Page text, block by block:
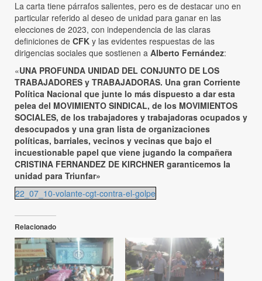
La carta tiene párrafos salientes, pero es de destacar uno en
particular referido al deseo de unidad para ganar en las
elecciones de 2023, con independencia de las claras
definiciones de CFK y las evidentes respuestas de las
dirigencias sociales que sostienen a Alberto Fernández:
«UNA PROFUNDA UNIDAD DEL CONJUNTO DE LOS
TRABAJADORES y TRABAJADORAS. Una gran Corriente
Política Nacional que junte lo más dispuesto a dar esta
pelea del MOVIMIENTO SINDICAL, de los MOVIMIENTOS
SOCIALES, de los trabajadores y trabajadoras ocupados y
desocupados y una gran lista de organizaciones
políticas, barriales, vecinos y vecinas que bajo el
incuestionable papel que viene jugando la compañera
CRISTINA FERNANDEZ DE KIRCHNER garanticemos la
unidad para Triunfar»
22_07_10-volante-cgt-contra-el-golpe
Relacionado